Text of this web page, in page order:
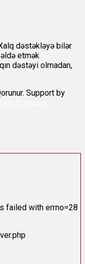
dəstəkləyə bilər.
etmək
dəstəyi olmadan,
Support by
failed with errno=28